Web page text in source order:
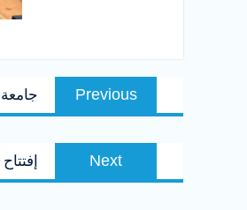
تصفّح
المقالاتPrevious
post:
Next
Next
post: